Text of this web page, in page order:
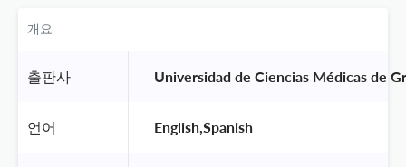
개요
출판사 Universidad de Ciencias Médicas de
언어 English,Spanish